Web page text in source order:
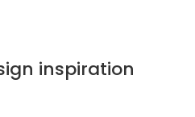
inspiration